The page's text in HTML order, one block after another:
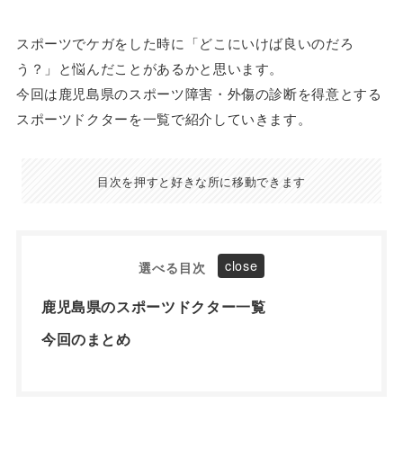
スポーツでケガをした時に「どこにいけば良いのだろ
う？」と悩んだことがあるかと思います。
今回は鹿児島県のスポーツ障害・外傷の診断を得意とする
スポーツドクターを一覧で紹介していきます。
目次を押すと好きな所に移動できます
選べる目次
鹿児島県のスポーツドクター一覧
今回のまとめ